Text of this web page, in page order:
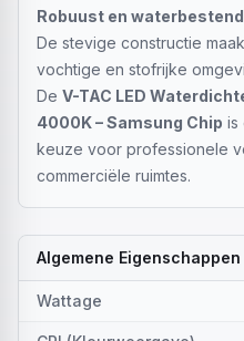
Robuust en
De stevige constructie
vochtige en stofrijke
De V-TAC LED
4000K – Samsung Chip is
keuze voor professionele
commerciële ruimtes.
Algemene Eigenschappen
Wattage